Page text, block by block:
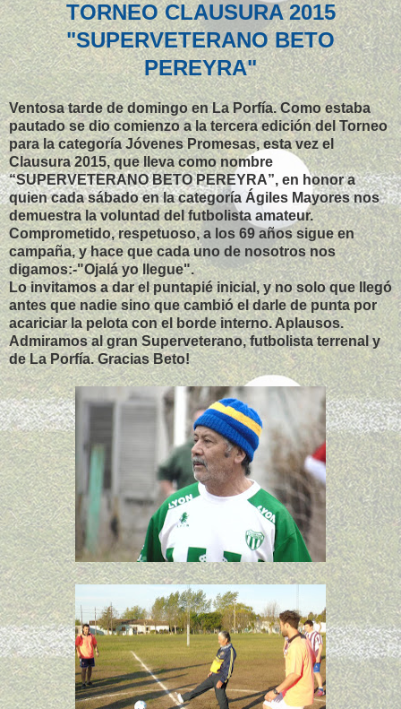
TORNEO CLAUSURA 2015
"SUPERVETERANO BETO
PEREYRA"
Ventosa tarde de domingo en La Porfía. Como estaba
pautado se dio comienzo a la tercera edición del Torneo
para la categoría Jóvenes Promesas, esta vez el
Clausura 2015, que lleva como nombre
“SUPERVETERANO BETO PEREYRA”, en honor a
quien cada sábado en la categoría Ágiles Mayores nos
demuestra la voluntad del futbolista amateur.
Comprometido, respetuoso, a los 69 años sigue en
campaña, y hace que cada uno de nosotros nos
digamos:-"Ojalá yo llegue".
Lo invitamos a dar el puntapié inicial, y no solo que llegó
antes que nadie sino que cambió el darle de punta por
acariciar la pelota con el borde interno. Aplausos.
Admiramos al gran Superveterano, futbolista terrenal y
de La Porfía. Gracias Beto!